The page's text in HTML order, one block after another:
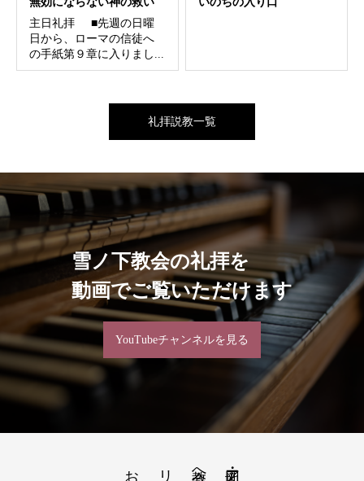
主日礼拝 ■先週の日曜
日から、ローマの信徒へ
の手紙第９章に入りまし...
礼拝説教一覧
雪ノ下教会の礼拝を
動画でご覧いただけます
YouTubeチャンネルを見る